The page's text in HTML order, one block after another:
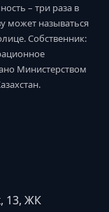
– три раза в
может называться
Собственник:
Министерством
13, ЖК